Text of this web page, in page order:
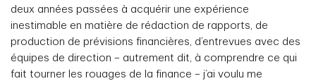
deux années passées à acquérir une expérience
inestimable en matière de rédaction de rapports, de
production de prévisions financières, d’entrevues avec des
équipes de direction – autrement dit, à comprendre ce qui
fait tourner les rouages de la finance – j’ai voulu me